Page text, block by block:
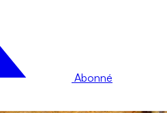
Abonné